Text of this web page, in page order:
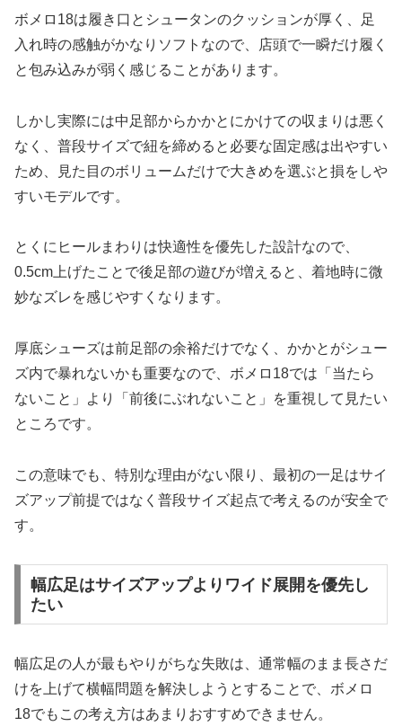
ボメロ18は履き口とシュータンのクッションが厚く、足
入れ時の感触がかなりソフトなので、店頭で一瞬だけ履く
と包み込みが弱く感じることがあります。
しかし実際には中足部からかかとにかけての収まりは悪く
なく、普段サイズで紐を締めると必要な固定感は出やすい
ため、見た目のボリュームだけで大きめを選ぶと損をしや
すいモデルです。
とくにヒールまわりは快適性を優先した設計なので、
0.5cm上げたことで後足部の遊びが増えると、着地時に微
妙なズレを感じやすくなります。
厚底シューズは前足部の余裕だけでなく、かかとがシュー
ズ内で暴れないかも重要なので、ボメロ18では「当たら
ないこと」より「前後にぶれないこと」を重視して見たい
ところです。
この意味でも、特別な理由がない限り、最初の一足はサイ
ズアップ前提ではなく普段サイズ起点で考えるのが安全で
す。
幅広足はサイズアップよりワイド展開を優先し
たい
幅広足の人が最もやりがちな失敗は、通常幅のまま長さだ
けを上げて横幅問題を解決しようとすることで、ボメロ
18でもこの考え方はあまりおすすめできません。